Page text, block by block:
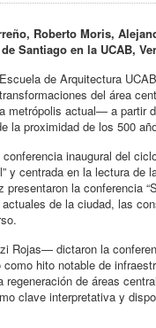
Roberto Moris,
Santiago en la UCAB,
de Arquitectura
del área
metrópolis actual— a partir
la proximidad de los 500
inaugural del
y centrada en la lectura de
la conferencia
de la ciudad, las
Rojas— dictaron la
hito notable de
regeneración de áreas
clave interpretativa y